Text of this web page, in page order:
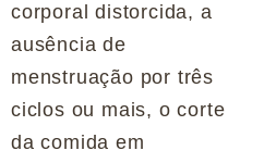
corporal distorcida, a
ausência de
menstruação por três
ciclos ou mais, o corte
da comida em